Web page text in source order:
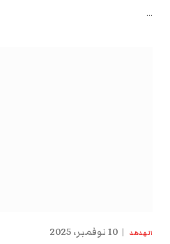
…
الهدهد 10 نوفمبر، 2025